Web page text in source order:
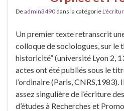
Deadmin3490 dans la catégorie
Un premier texte retranscrit
colloque de sociologues, sur le
historicité” (université Lyon 2,
actes ont été publiés sous le
l’ordinaire (Paris, CNRS,1983).
assez singulière de l’écriture
d’études à Recherches et